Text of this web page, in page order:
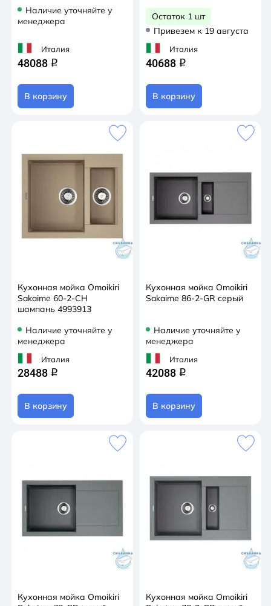
Наличие уточняйте у
менеджера
Италия
48088 q
В корзину
Остаток 1 шт
Привезем к 19 августа
Италия
40688 q
В корзину
Кухонная мойка Omoikiri
Sakaime 60-2-CH
шампань 4993913
Наличие уточняйте у
менеджера
Италия
28488 q
В корзину
Кухонная мойка Omoikiri
Sakaime 86-2-GR серый
Наличие уточняйте у
менеджера
Италия
42088 q
В корзину
Кухонная мойка Omoikiri
Кухонная мойка Omoikiri